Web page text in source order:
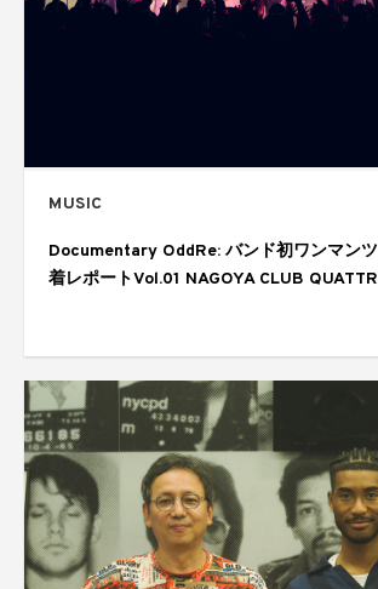
MUSIC
Documentary OddRe: バンド初ワンマン
着レポートVol.01 NAGOYA CLUB